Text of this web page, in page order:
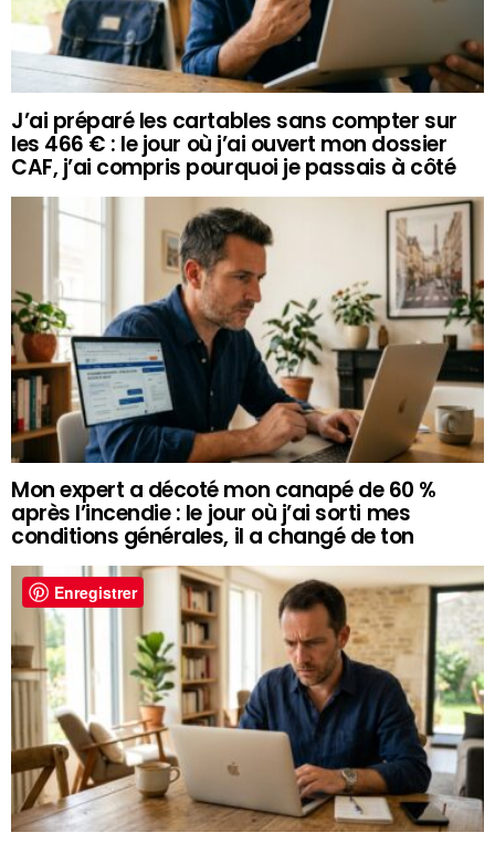
J’ai préparé les cartables sans compter sur
les 466 € : le jour où j’ai ouvert mon dossier
CAF, j’ai compris pourquoi je passais à côté
Mon expert a décoté mon canapé de 60 %
après l’incendie : le jour où j’ai sorti mes
conditions générales, il a changé de ton
Enregistrer